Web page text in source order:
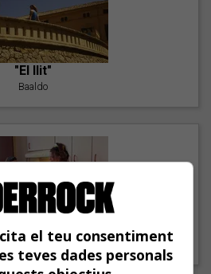
"El llit"
Baaldo
y lo malo"
Carmen y Maríael teu consentiment
teves dades personals